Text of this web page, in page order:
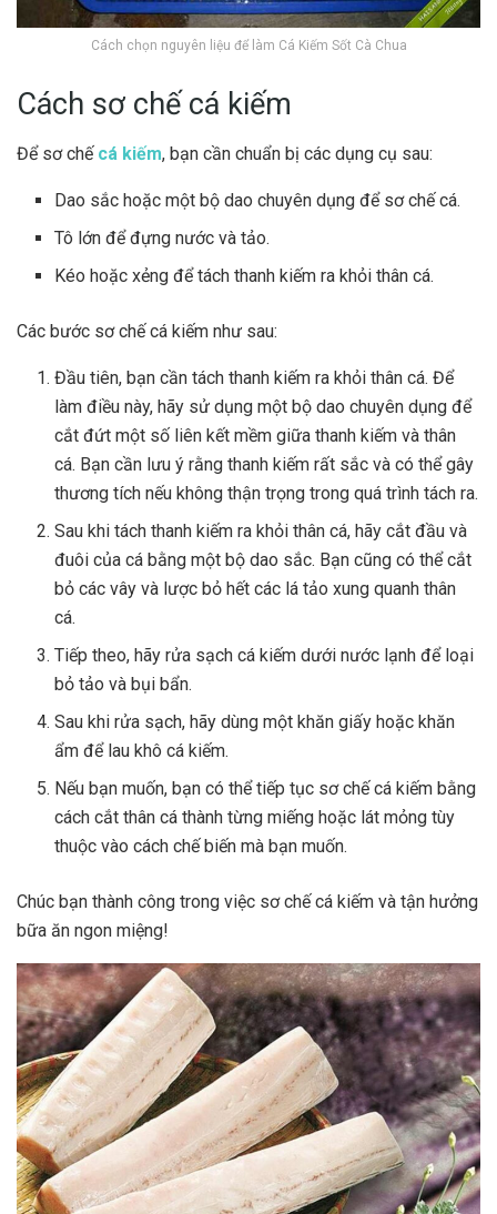
Cách chọn nguyên liệu để làm Cá Kiếm Sốt Cà Chua
Cách sơ chế cá kiếm
Để sơ chế cá kiếm, bạn cần chuẩn bị các dụng cụ sau:
Dao sắc hoặc một bộ dao chuyên dụng để sơ chế cá.
Tô lớn để đựng nước và tảo.
Kéo hoặc xẻng để tách thanh kiếm ra khỏi thân cá.
Các bước sơ chế cá kiếm như sau:
Đầu tiên, bạn cần tách thanh kiếm ra khỏi thân cá. Để
làm điều này, hãy sử dụng một bộ dao chuyên dụng để
cắt đứt một số liên kết mềm giữa thanh kiếm và thân
cá. Bạn cần lưu ý rằng thanh kiếm rất sắc và có thể gây
thương tích nếu không thận trọng trong quá trình tách ra.
Sau khi tách thanh kiếm ra khỏi thân cá, hãy cắt đầu và
đuôi của cá bằng một bộ dao sắc. Bạn cũng có thể cắt
bỏ các vây và lược bỏ hết các lá tảo xung quanh thân
cá.
Tiếp theo, hãy rửa sạch cá kiếm dưới nước lạnh để loại
bỏ tảo và bụi bẩn.
Sau khi rửa sạch, hãy dùng một khăn giấy hoặc khăn
ẩm để lau khô cá kiếm.
Nếu bạn muốn, bạn có thể tiếp tục sơ chế cá kiếm bằng
cách cắt thân cá thành từng miếng hoặc lát mỏng tùy
thuộc vào cách chế biến mà bạn muốn.
Chúc bạn thành công trong việc sơ chế cá kiếm và tận hưởng
bữa ăn ngon miệng!